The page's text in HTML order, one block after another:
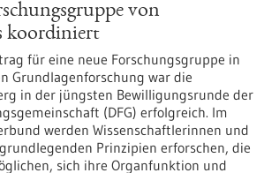
von
koordiniert
für eine neue Forschungsgruppe in
Grundlagenforschung war die
in der jüngsten Bewilligungsrunde der
(DFG) erfolgreich. Im
werden Wissenschaftlerinnen und
Prinzipien erforschen, die
sich ihre Organfunktion und